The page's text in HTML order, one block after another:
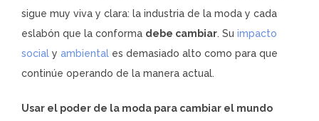
sigue muy viva y clara: la industria de la moda y cada
eslabón que la conforma debe cambiar. Su impacto
social y ambiental es demasiado alto como para que
continúe operando de la manera actual.
Usar el poder de la moda para cambiar el mundo